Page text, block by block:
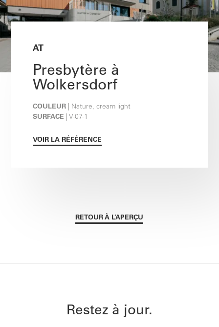
AT
Presbytère à
Wolkersdorf
COULEUR | Nature, cream light
SURFACE | V-07-1
VOIR LA RÉFÉRENCE
RETOUR À L’APERÇU
Restez à jour.